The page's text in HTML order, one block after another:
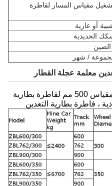
مقياس المسار لقاطرة
أو عارية
الحديدية
الصين
معلمة عجلة القطار
مجموعة عجلات سيارة التعدين بمقياس 500 مم لقاطرة بطارية
، قاطرة بطارية التعدين